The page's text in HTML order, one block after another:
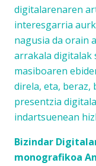
digitalarenaren
interesgarria
nagusia da orain
arrakala
masiboaren
direla, eta, beraz,
presentzia
indartsuenean
Bizindar
monografikoa